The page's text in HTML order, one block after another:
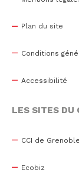
Plan du site
Conditions
Accessibilité
LES SITES DU
CCI de Grenoble
Ecobiz